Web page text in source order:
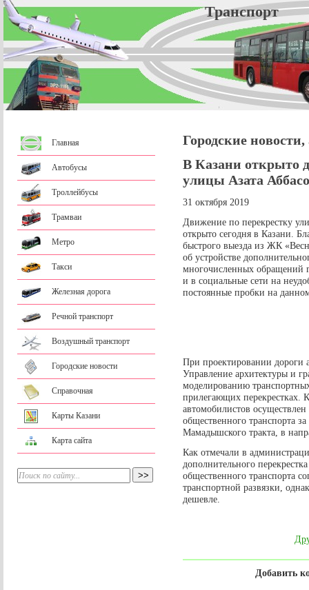
Главная
Автобусы
Троллейбусы
Трамваи
Метро
Такси
Железная дорога
Речной транспорт
Воздушный транспорт
Городские новости
Справочная
Карты Казани
Карта сайта
Городские
В Казани открыто
улицы Азата
31 октября 2019
Движение по перекрестку
открыто сегодня в Казани.
быстрого выезда из ЖК
об устройстве
многочисленных обращений
и в социальные сети на
постоянные пробки на
При проектировании дороги
Управление архитектуры и
моделированию
прилегающих перекрестках.
автомобилистов
общественного транспорта
Мамадышского тракта, в
Как отмечали в
дополнительного
общественного транспорта
транспортной развязки,
дешевле.
Добавить